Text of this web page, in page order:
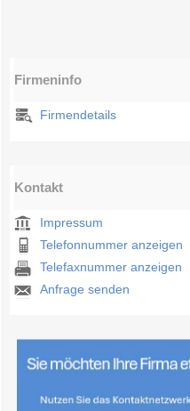
Firmeninfo
Firmendetails
Kontakt
Impressum
Telefonnummer anzeigen
Telefaxnummer anzeigen
Anfrage senden